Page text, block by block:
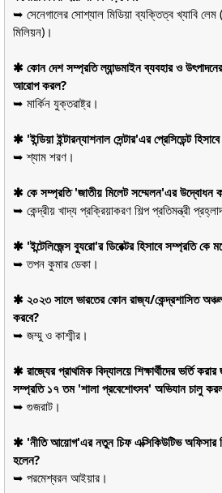
➥ সেনেগালের সোশ্যাল মিডিয়া ব্যক্তিত্ব খ্যাবি
মিলিয়ন)।
✱ কোন দেশ সম্প্রতি ল্যান্ডমাইন ব্যবহার ও উৎপাদনের
আরোপ করল?
➥ মার্কিন যুক্তরাষ্ট্র।
✱ 'ইন্ডিয়া ইন্টারন্যাশনাল সেন্টার'এর প্রেসিডেন্ট
➥ শ্যাম শরণ।
✱ কে সম্প্রতি 'জাতীয় মিলেট সম্মেলন'এর উদ্বোধন
➥ কেন্দ্রীয় খাদ্য প্রক্রিয়াকরণ শিল্প প্রতিমন্ত্রী
✱ 'ইন্টেলিজেন্স ব্যুরো'র ডিরেক্টর হিসাবে সম্প্রতি কে
➥ তপন কুমার ডেকা।
✱ ২০২৩ সালে ভারতের কোন রাজ্য/কেন্দ্রশাসিত
করবে?
➥ জম্মু ও কাশ্মীর।
✱ রাজ্যের প্রাথমিক বিদ্যালয়ে শিক্ষার্থীদের ভর্তি
সম্প্রতি ১৭ তম 'শালা প্রবেশোৎসব' অভিযান চালু
➥ গুজরাট।
✱ 'নীতি আয়োগ'এর নতুন চিফ এক্সিকিউটিভ অফিসার
হলেন?
➥ পরমেশ্বরন আইয়ার।